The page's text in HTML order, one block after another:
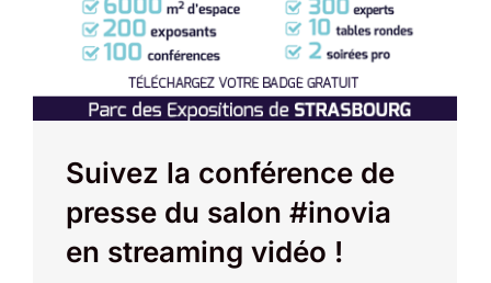
Suivez la conférence de
presse du salon #inovia
en streaming vidéo !